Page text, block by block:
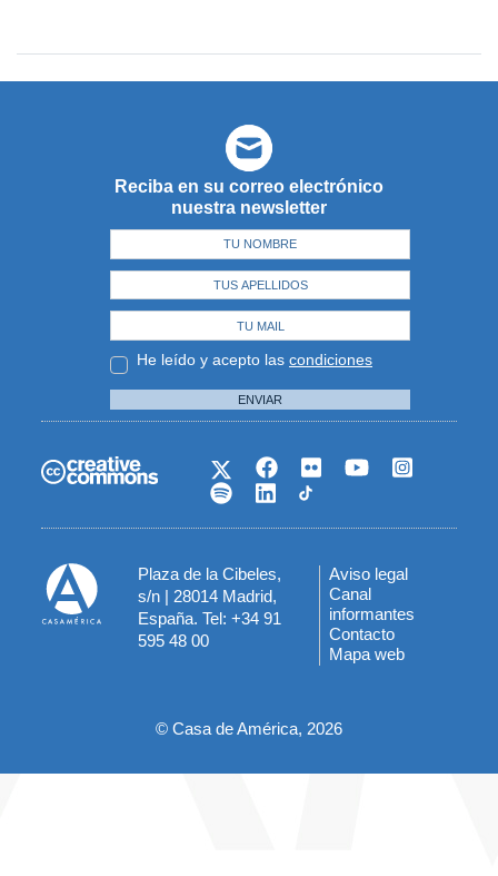
Reciba en su correo electrónico
nuestra newsletter
He leído y acepto las condiciones
ENVIAR
Plaza de la Cibeles,
s/n | 28014 Madrid,
España. Tel: +34 91
595 48 00
Menú
del
pie
Aviso legal
Canal
informantes
Contacto
Mapa web
© Casa de América, 2026